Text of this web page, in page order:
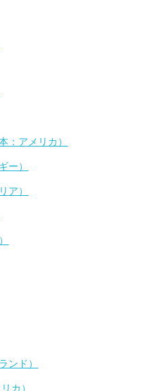
：アメリカ）
ー）
ア）
ンド）
カ）